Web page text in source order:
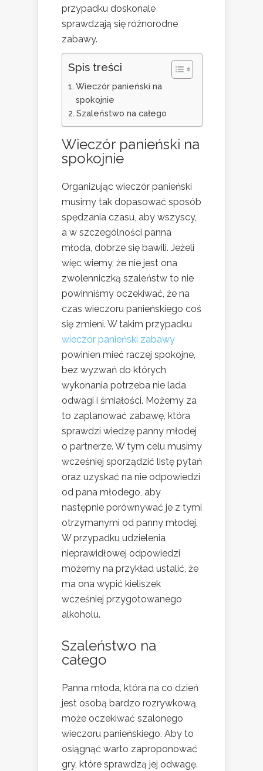
przypadku doskonale
sprawdzają się różnorodne
zabawy.
Spis treści
Wieczór panieński na
spokojnie
Szaleństwo na całego
Wieczór panieński na
spokojnie
Organizując wieczór panieński
musimy tak dopasować sposób
spędzania czasu, aby wszyscy,
a w szczególności panna
młoda, dobrze się bawili. Jeżeli
więc wiemy, że nie jest ona
zwolenniczką szaleństw to nie
powinniśmy oczekiwać, że na
czas wieczoru panieńskiego coś
się zmieni. W takim przypadku
wieczór panieński zabawy
powinien mieć raczej spokojne,
bez wyzwań do których
wykonania potrzeba nie lada
odwagi i śmiałości. Możemy za
to zaplanować zabawę, która
sprawdzi wiedzę panny młodej
o partnerze. W tym celu musimy
wcześniej sporządzić listę pytań
oraz uzyskać na nie odpowiedzi
od pana młodego, aby
następnie porównywać je z tymi
otrzymanymi od panny młodej.
W przypadku udzielenia
nieprawidłowej odpowiedzi
możemy na przykład ustalić, że
ma ona wypić kieliszek
wcześniej przygotowanego
alkoholu.
Szaleństwo na
całego
Panna młoda, która na co dzień
jest osobą bardzo rozrywkową,
może oczekiwać szalonego
wieczoru panieńskiego. Aby to
osiągnąć warto zaproponować
gry, które sprawdzą jej odwagę.